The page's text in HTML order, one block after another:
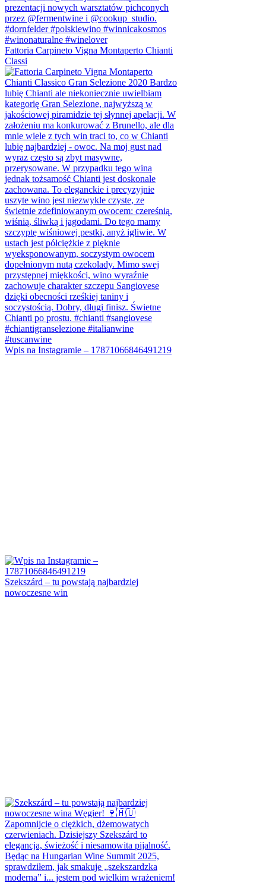
Fattoria Carpineto Vigna Montaperto Chianti
Classi
Wpis na Instagramie – 17871066846491219
Szekszárd – tu powstają najbardziej
nowoczesne win